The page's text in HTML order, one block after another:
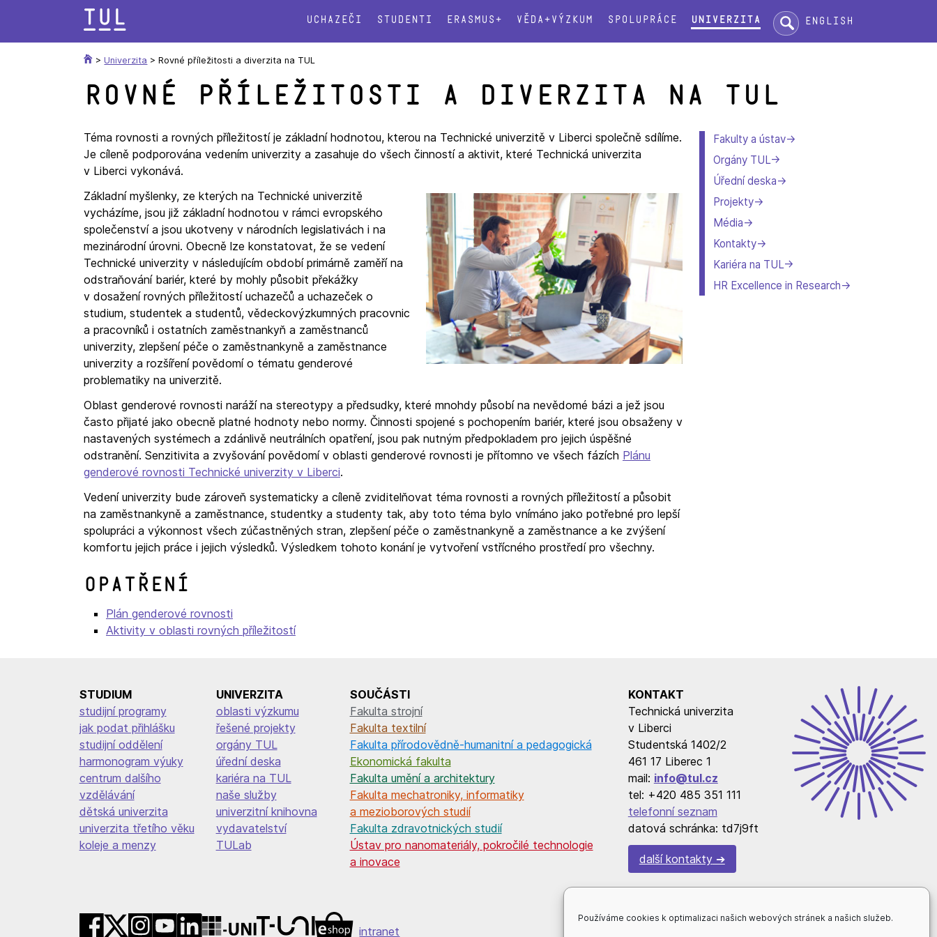
Používáme cookies k optimalizaci našich webových stránek a našich služeb.
text
Uchazeči Studenti Erasmus+ Věda+výzkum Spolupráce Univerzita Hledat:English
Fakulty a ústav
Orgány TUL
Úřední deska
Projekty
Média
Kontakty
Kariéra na TUL
HR Excellence in Research
> Univerzita >Rovné příležitosti a diverzita na TUL
Rovné příležitosti a diverzita na TUL
Téma rovnosti a rovných příležitostí je základní hodnotou, kterou na Technické univerzitě v Liberci společně sdílíme.
Je cíleně podporována vedením univerzity a zasahuje do všech činností a aktivit, které Technická univerzita
v Liberci vykonává.
Základní myšlenky, ze kterých na Technické univerzitě
vycházíme, jsou již základní hodnotou v rámci evropského
společenství a jsou ukotveny v národních legislativách i na
mezinárodní úrovni. Obecně lze konstatovat, že se vedení
Technické univerzity v následujícím období primárně zaměří na
odstraňování bariér, které by mohly působit překážky
v dosažení rovných příležitostí uchazečů a uchazeček o
studium, studentek a studentů, vědeckovýzkumných pracovnic
a pracovníků i ostatních zaměstnankyň a zaměstnanců
univerzity, zlepšení péče o zaměstnankyně a zaměstnance
univerzity a rozšíření povědomí o tématu genderové
problematiky na univerzitě.
Oblast genderové rovnosti naráží na stereotypy a předsudky, které mnohdy působí na nevědomé bázi a jež jsou
často přijaté jako obecně platné hodnoty nebo normy. Činnosti spojené s pochopením bariér, které jsou obsaženy v
nastavených systémech a zdánlivě neutrálních opatření, jsou pak nutným předpokladem pro jejich úspěšné
odstranění. Senzitivita a zvyšování povědomí v oblasti genderové rovnosti je přítomno ve všech fázích Plánu
genderové rovnosti Technické univerzity v Liberci.
Vedení univerzity bude zároveň systematicky a cíleně zviditelňovat téma rovnosti a rovných příležitostí a působit
na zaměstnankyně a zaměstnance, studentky a studenty tak, aby toto téma bylo vnímáno jako potřebné pro lepší
spolupráci a výkonnost všech zúčastněných stran, zlepšení péče o zaměstnankyně a zaměstnance a ke zvýšení
komfortu jejich práce i jejich výsledků. Výsledkem tohoto konání je vytvoření vstřícného prostředí pro všechny.
Opatření
Plán genderové rovnosti
Aktivity v oblasti rovných příležitostí
STUDIUM
studijní programy
jak podat přihlášku
studijní oddělení
harmonogram výuky
centrum dalšího
vzdělávání
dětská univerzita
univerzita třetího věku
koleje a menzy
UNIVERZITA
oblasti výzkumu
řešené projekty
orgány TUL
úřední deska
kariéra na TUL
naše služby
univerzitní knihovna
vydavatelství
TULab
SOUČÁSTI
Fakulta strojní
Fakulta textilní
Fakulta přírodovědně-humanitní a pedagogická
Ekonomická fakulta
Fakulta umění a architektury
Fakulta mechatroniky, informatiky
a mezioborových studií
Fakulta zdravotnických studií
Ústav pro nanomateriály, pokročilé technologie
a inovace
KONTAKT
Technická univerzita
v Liberci
Studentská 1402/2
461 17 Liberec 1
mail: info@tul.cz
tel: +420 485 351 111
telefonní seznam
datová schránka: td7j9ft
další kontakty
intranet